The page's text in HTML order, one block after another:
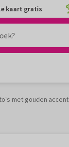
kaart gratis
met gouden accent